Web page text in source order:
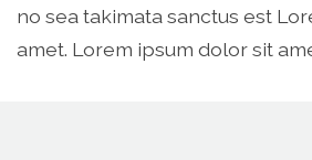
no sea takimata sanctus est
amet. Lorem ipsum dolor sit